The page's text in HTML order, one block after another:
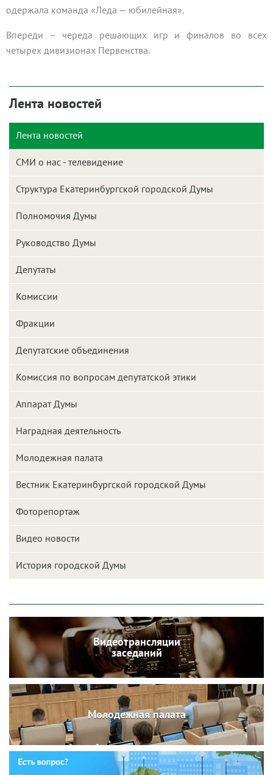
одержала команда «Леда — юбилейная».
Впереди – череда решающих игр и финалов во всех
четырех дивизионах Первенства.
Лента новостей
Лента новостей
СМИ о нас - телевидение
Структура Екатеринбургской городской Думы
Полномочия Думы
Руководство Думы
Депутаты
Комиссии
Фракции
Депутатские объединения
Комиссия по вопросам депутатской этики
Аппарат Думы
Наградная деятельность
Молодежная палата
Вестник Екатеринбургской городской Думы
Фоторепортаж
Видео новости
История городской Думы
Видеотрансляции
заседаний
Молодежная палата